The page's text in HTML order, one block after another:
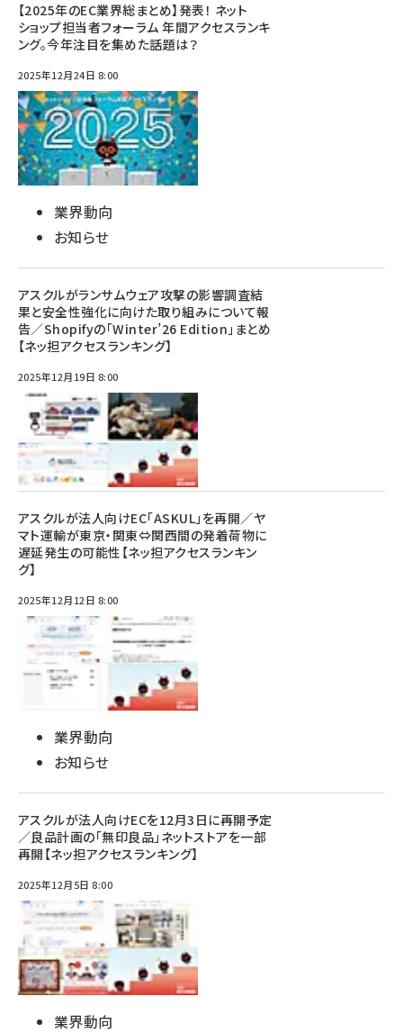
【2025年のEC業界総まとめ】発表！ ネット
ショップ担当者フォーラム 年間アクセスランキ
ング。今年注目を集めた話題は？
2025年12月24日 8:00
業界動向
お知らせ
アスクルがランサムウェア攻撃の影響調査結
果と安全性強化に向けた取り組みについて報
告／Shopifyの「Winter’26 Edition」まとめ
【ネッ担アクセスランキング】
2025年12月19日 8:00
アスクルが法人向けEC「ASKUL」を再開／ヤ
マト運輸が東京・関東⇔関西間の発着荷物に
遅延発生の可能性【ネッ担アクセスランキン
グ】
2025年12月12日 8:00
業界動向
お知らせ
アスクルが法人向けECを12月3日に再開予定
／良品計画の「無印良品」ネットストアを一部
再開【ネッ担アクセスランキング】
2025年12月5日 8:00
業界動向